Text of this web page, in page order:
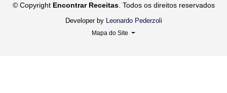
© Copyright Encontrar Receitas. Todos os direitos reservados
Developer by Leonardo Pederzoli
Mapa do Site